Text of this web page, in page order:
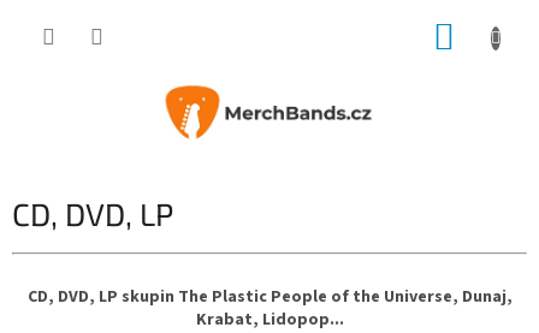
CD, DVD, LP
CD, DVD, LP skupin The Plastic People of the Universe, Dunaj,
Krabat, Lidopop...